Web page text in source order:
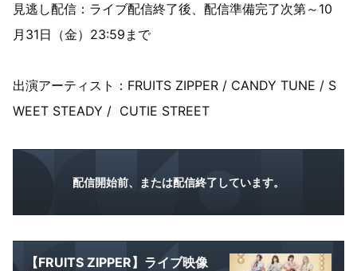
見逃し配信：ライブ配信終了後、配信準備完了次第～10
月31日（金）23:59まで
出演アーティスト：FRUITS ZIPPER / CANDY TUNE / S
WEET STEADY / CUTIE STREET
配信開始前、または配信終了しています。
【FRUITS ZIPPER】ライブ映像